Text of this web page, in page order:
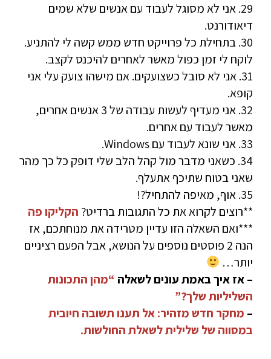
29. אני לא מסוגל לעבוד עם אנשים שלא שמים
דיאודורנט.
30. בתחילת כל פרוייקט חדש ממש קשה לי להתניע.
לוקח לי זמן כפול מאשר לאחרים להיכנס לקצב.
31. אני לא סובל כשצועקים. אם מישהו צועק עלי אני
קופא.
32. אני מעדיף לעשות עבודה של 3 אנשים אחרים,
מאשר לעבוד עם אחרים.
33. אני שונא לעבוד עם Windows.
34. כשאני מדבר מול קהל הלב שלי דופק כל כך מהר
שאני בטוח שתיכף אתעלף.
35. אוף, מאיפה להתחיל?!
**רוצים לקרוא את כל התגובות ברדיט? הקליקו פה
***ואם השאלה הזו עדיין מטרידה את מנוחתכם, אז
הנה 2 פוסטים נוספים על הנושא, אבל הפעם רציניים
יותר…
– אז איך באמת עונים לשאלה “מהן התכונות
השליליות שלך?”
– מחקר חדש מזהיר: אל תענו תשובה חיובית
במסווה של שלילית לשאלת החולשות.